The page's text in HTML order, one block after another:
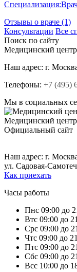
Специализация:
Отзывы о враче (1)
Консультации Все
Поиск по сайту
Медицинский центр
Наш адрес: г.
Телефоны: +7 (495)
Мы в социальных
Медицинский центр
Официальный сайт
Наш адрес: г.
ул. Садовая-
Как приехать
Часы работы
Пнс 09:00 до
Втс 09:00 до
Срс 09:00 до
Чтс 09:00 до
Птс 09:00 до
Сбс 09:00 до
Всс 10:00 до